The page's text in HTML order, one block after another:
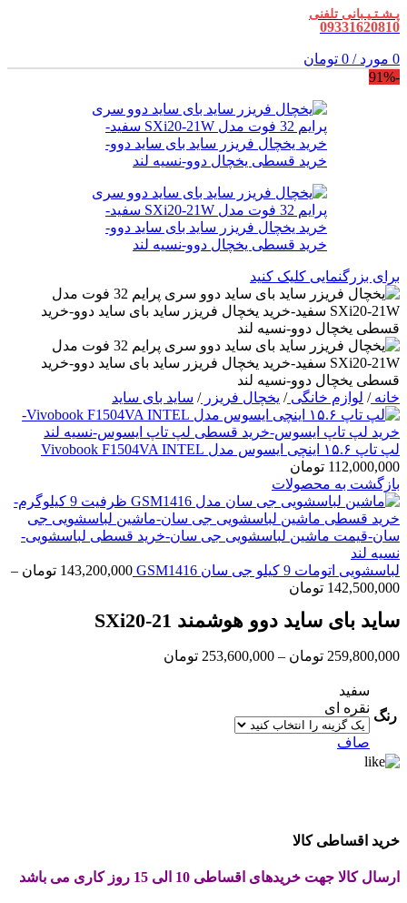
پـشـتـیـبانی تلفنی
09331620810
0 مورد /
0 تومان
-91%
برای بزرگنمایی کلیک کنید
خانه/ لوازم خانگی/ یخچال فریزر/ ساید بای ساید
لپ تاپ ۱۵.۶ اینچی ایسوس مدل Vivobook F1504VA INTEL
112,000,000 تومان
بازگشت به محصولات
لباسشویی اتومات 9 کیلو جی سان GSM1416 143,200,000 تومان –
142,500,000 تومان
142,500,000 تومان
through
143,200,000 تومان
ساید بای ساید دوو هوشمند SXi20-21
259,800,000 تومان –
253,600,000 تومان
رنگ
سفید
نقره ای
صاف
خرید اقساطی کالا
ارسال کالا جهت خریدهای اقساطی 10 الی 15 روز کاری می باشد